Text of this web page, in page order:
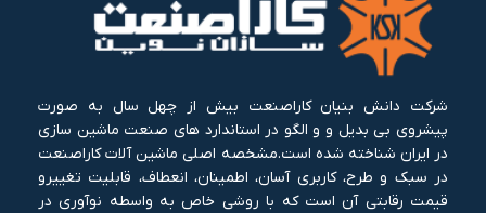
شرکت دانش بنیان کاراصنعت بیش از چهل سال به صورت
پیشروی بی بدیل و و الگو در استاندارد های صنعت ماشین سازی
در ایران شناخته شده است.مشخصه اصلی ماشین آلات کاراصنعت
در سبک و طرح، کاربری آسان، اطمینان، انعطاف، قابلیت تغییرو
قیمت رقابتی آن است که با روشی خاص به واسطه نوآوری در